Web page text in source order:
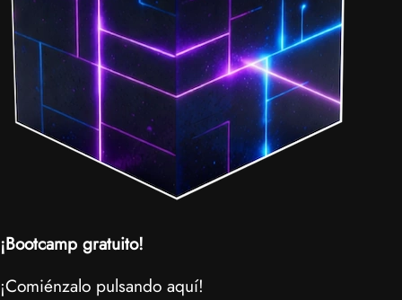
¡Bootcamp gratuito!
¡Comiénzalo pulsando aquí!